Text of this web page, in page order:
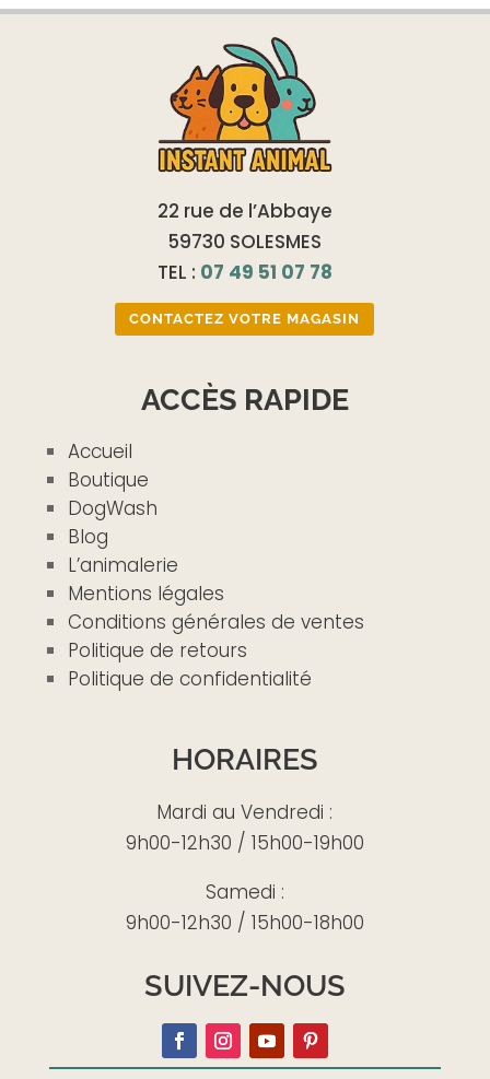
22 rue de l’Abbaye
59730 SOLESMES
TEL : 07 49 51 07 78
CONTACTEZ VOTRE MAGASIN
ACCÈS RAPIDE
Accueil
Boutique
DogWash
Blog
L’animalerie
Mentions légales
Conditions générales de ventes
Politique de retours
Politique de confidentialité
HORAIRES
Mardi au Vendredi :
9h00-12h30 / 15h00-19h00
Samedi :
9h00-12h30 / 15h00-18h00
SUIVEZ-NOUS